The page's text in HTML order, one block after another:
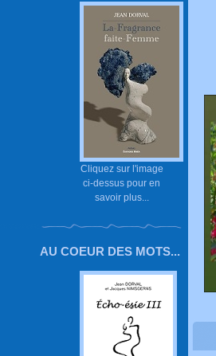
Cliquez sur l'image
ci-dessus pour en
savoir plus...
AU COEUR DES MOTS...